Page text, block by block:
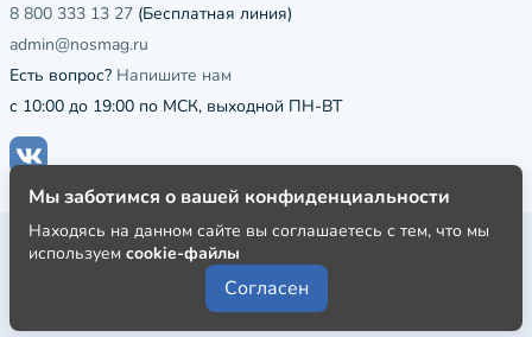
8 800 333 13 27 (Бесплатная линия)
admin@nosmag.ru
Есть вопрос? Напишите нам
с 10:00 до 19:00 по МСК, выходной ПН-ВТ
Публичная оферта
Пользовательское соглашение
Политика конфиденциальности
Мы заботимся о вашей конфиденциальности
Находясь на данном сайте вы соглашаетесь с тем, что мы
используем cookie-файлы
Согласен